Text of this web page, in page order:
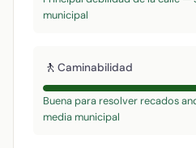
municipal
🚶 Caminabilidad
Buena para resolver recados
media municipal